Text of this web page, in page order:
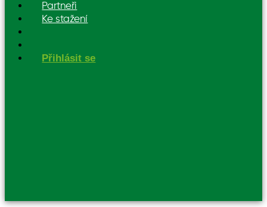
Partneři
Ke stažení
Přihlásit se